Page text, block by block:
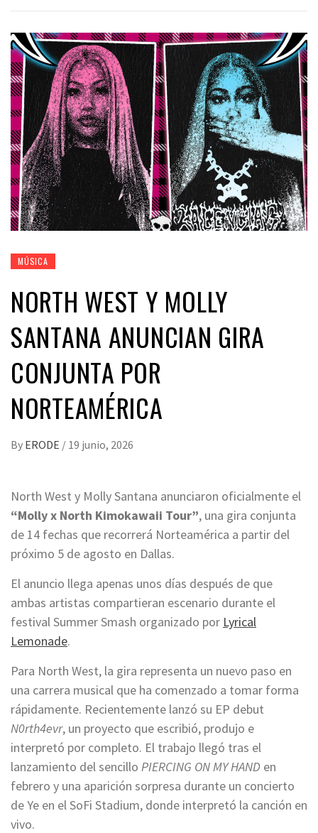
MÚSICA
NORTH WEST Y MOLLY
SANTANA ANUNCIAN GIRA
CONJUNTA POR
NORTEAMÉRICA
By ERODE / 19 junio, 2026
North West y Molly Santana anunciaron oficialmente el
“Molly x North Kimokawaii Tour”, una gira conjunta
de 14 fechas que recorrerá Norteamérica a partir del
próximo 5 de agosto en Dallas.
El anuncio llega apenas unos días después de que
ambas artistas compartieran escenario durante el
festival Summer Smash organizado por Lyrical
Lemonade.
Para North West, la gira representa un nuevo paso en
una carrera musical que ha comenzado a tomar forma
rápidamente. Recientemente lanzó su EP debut
N0rth4evr, un proyecto que escribió, produjo e
interpretó por completo. El trabajo llegó tras el
lanzamiento del sencillo PIERCING ON MY HAND en
febrero y una aparición sorpresa durante un concierto
de Ye en el SoFi Stadium, donde interpretó la canción en
vivo.